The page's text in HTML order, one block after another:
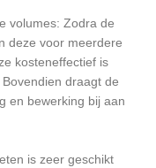
volumes: Zodra de
deze voor meerdere
kosteneffectief is
draagt ​​de
en bewerking bij aan
is zeer geschikt